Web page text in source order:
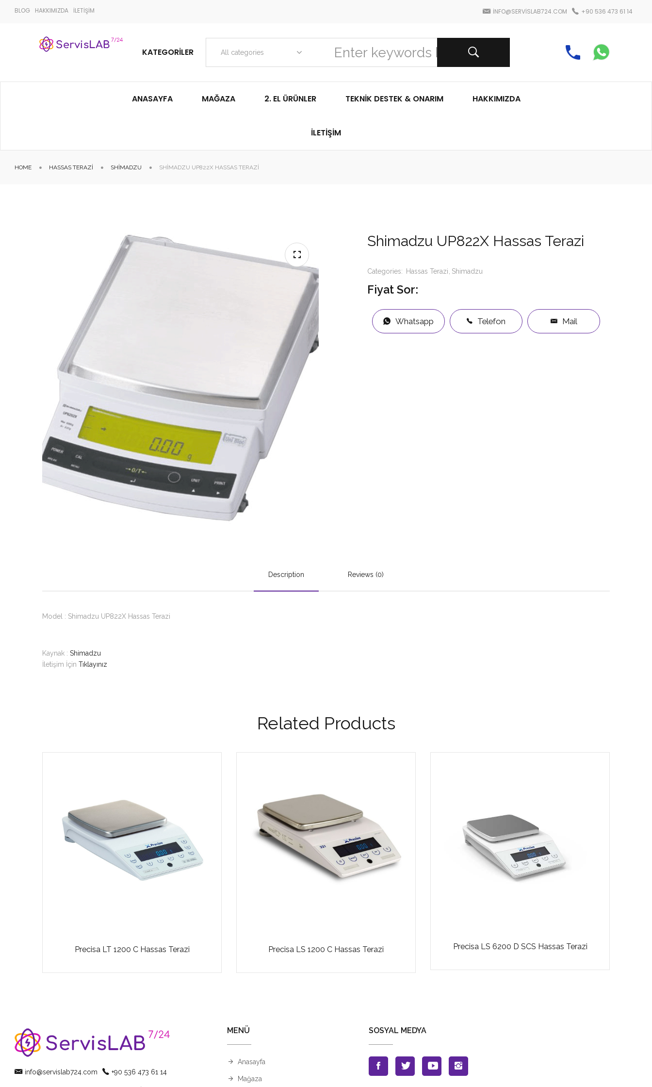
BLOG HAKKIMIZDA İLETİŞİM INFO@SERVISLAB724.COM +90 536 473 61 14
KATEGORILER All categories
ANASAYFA MAĞAZA 2. EL ÜRÜNLER TEKNIK DESTEK & ONARIM HAKKIMIZDA
İLETIŞIM
HOME HASSAS TERAZI SHIMADZU SHIMADZU UP822X HASSAS TERAZI
Shimadzu UP822X Hassas Terazi
Categories: Hassas Terazi Shimadzu
Fiyat Sor:
Whatsapp Telefon Mail
Description Reviews (0)
Model : Shimadzu UP822X Hassas Terazi
Kaynak : Shimadzu
İletişim İçin Tıklayınız
Related Products
Precisa LT 1200 C Hassas Terazi Precisa LS 1200 C Hassas Terazi Precisa LS 6200 D SCS Hassas Terazi
info@servislab724.com +90 536 473 61 14
MENÜ
Anasayfa
Mağaza
SOSYAL MEDYA